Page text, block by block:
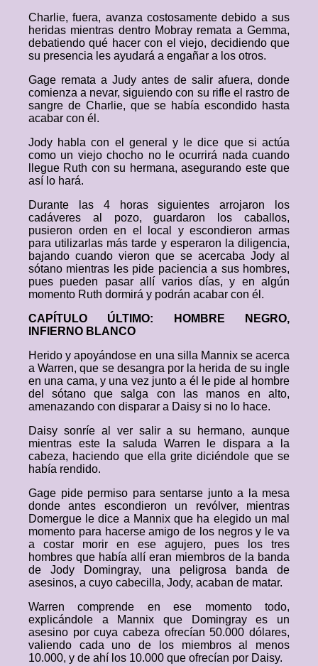
Charlie, fuera, avanza costosamente debido a sus
heridas mientras dentro Mobray remata a Gemma,
debatiendo qué hacer con el viejo, decidiendo que
su presencia les ayudará a engañar a los otros.
Gage remata a Judy antes de salir afuera, donde
comienza a nevar, siguiendo con su rifle el rastro de
sangre de Charlie, que se había escondido hasta
acabar con él.
Jody habla con el general y le dice que si actúa
como un viejo chocho no le ocurrirá nada cuando
llegue Ruth con su hermana, asegurando este que
así lo hará.
Durante las 4 horas siguientes arrojaron los
cadáveres al pozo, guardaron los caballos,
pusieron orden en el local y escondieron armas
para utilizarlas más tarde y esperaron la diligencia,
bajando cuando vieron que se acercaba Jody al
sótano mientras les pide paciencia a sus hombres,
pues pueden pasar allí varios días, y en algún
momento Ruth dormirá y podrán acabar con él.
CAPÍTULO ÚLTIMO: HOMBRE NEGRO,
INFIERNO BLANCO
Herido y apoyándose en una silla Mannix se acerca
a Warren, que se desangra por la herida de su ingle
en una cama, y una vez junto a él le pide al hombre
del sótano que salga con las manos en alto,
amenazando con disparar a Daisy si no lo hace.
Daisy sonríe al ver salir a su hermano, aunque
mientras este la saluda Warren le dispara a la
cabeza, haciendo que ella grite diciéndole que se
había rendido.
Gage pide permiso para sentarse junto a la mesa
donde antes escondieron un revólver, mientras
Domergue le dice a Mannix que ha elegido un mal
momento para hacerse amigo de los negros y le va
a costar morir en ese agujero, pues los tres
hombres que había allí eran miembros de la banda
de Jody Domingray, una peligrosa banda de
asesinos, a cuyo cabecilla, Jody, acaban de matar.
Warren comprende en ese momento todo,
explicándole a Mannix que Domingray es un
asesino por cuya cabeza ofrecían 50.000 dólares,
valiendo cada uno de los miembros al menos
10.000, y de ahí los 10.000 que ofrecían por Daisy.